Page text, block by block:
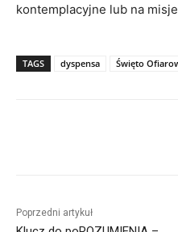
kontemplacyjne lub na
TAGS dyspensa Święto
Poprzedni artykuł